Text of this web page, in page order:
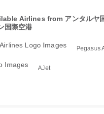
Airlines from アンタルヤ
国際空港
Pegasus
AJet